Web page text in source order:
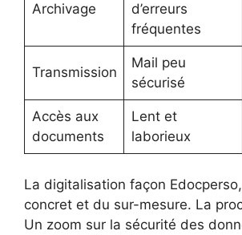
Archivage
d’erreurs
fréquentes
Transmission
Mail peu
sécurisé
Accès aux
documents
Lent et
laborieux
La digitalisation façon
concret et du sur-mesure. La
Un zoom sur la sécurité des